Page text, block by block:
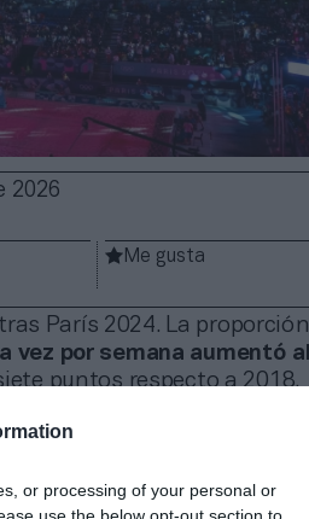
or processing of your personal or
use the below opt-out section to
2026
Me gusta
París 2024. La proporción
vez por semana aumentó al
puntos respecto a 2018,
15 años o más, muestra que
más. El estudio también